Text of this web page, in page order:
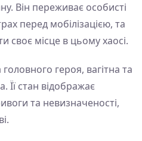
Він переживає особисті
перед мобілізацією, та
своє місце в цьому хаосі.
героя, вагітна та
Її стан відображає
та невизначеності,